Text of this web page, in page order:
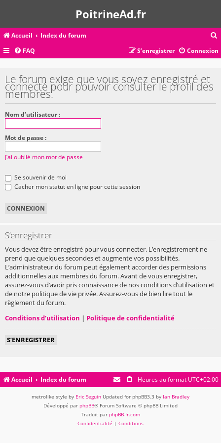
PoitrineAd.fr
Accueil Index du forum
c
FAQ Connexion
S’enregistrer
Le forum exige que vous soyez enregistré et
connecté pour pouvoir consulter le profil des
membres.
Nom d’utilisateur :
Mot de passe :
J’ai oublié mon mot de passe
Se souvenir de moi
Cacher mon statut en ligne pour cette session
S’enregistrer
Vous devez être enregistré pour vous connecter. L’enregistrement ne
prend que quelques secondes et augmente vos possibilités.
L’administrateur du forum peut également accorder des permissions
additionnelles aux membres du forum. Avant de vous enregistrer,
assurez-vous d’avoir pris connaissance de nos conditions d’utilisation et
de notre politique de vie privée. Assurez-vous de bien lire tout le
règlement du forum.
Conditions d’utilisation | Politique de confidentialité
S’ENREGISTRER
Accueil Index du forum Heures au format UTC+02:00
metrolike style by Eric Seguin Updated for phpBB3.3 by Ian Bradley
Développé par phpBB® Forum Software © phpBB Limited
Traduit par phpBB-fr.com
Confidentialité | Conditions